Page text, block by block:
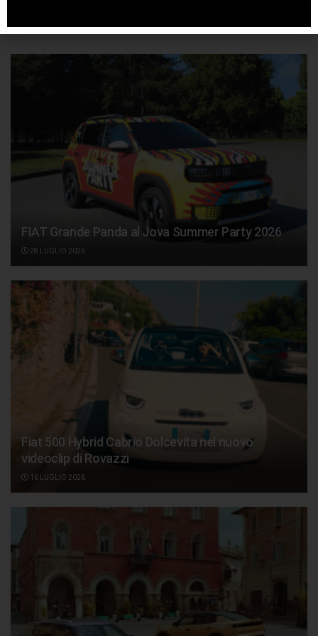
Articolicorrelati
FIAT Grande Panda al Jova Summer Party 2026
28 LUGLIO 2026
Fiat 500 Hybrid Cabrio Dolcevita nel nuovo
videoclip di Rovazzi
16 LUGLIO 2026